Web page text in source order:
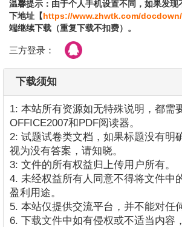
温馨提示：由于个人手机设置不同，如果发现
下地址【https://www.zhwtk.com/
端继续下载（重复下载不扣费）。
三方登录：
下载须知
1: 本站所有资源如无特殊说明，都需
OFFICE2007和PDF阅读器。
2: 试题试卷类文档，如果标题没有明
视为没有答案，请知晓。
3: 文件的所有权益归上传用户所有。
4. 未经权益所有人同意不得将文件中
盈利用途。
5. 本站仅提供交流平台，并不能对任
6. 下载文件中如有侵权或不适当内容